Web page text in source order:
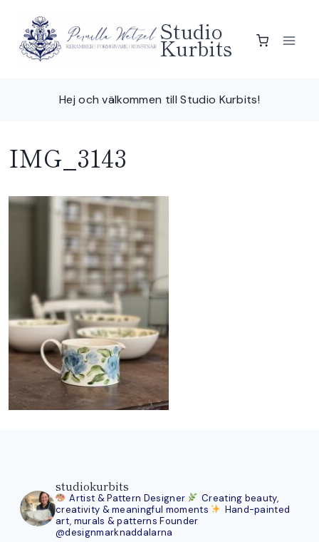
content
Studio
Kurbits
Hej och välkommen till Studio Kurbits!
IMG_3143
studiokurbits
Artist & Pattern Designer
Creating beauty,
creativity & meaningful moments
Hand-painted
art, murals & patterns Founder
@designmarknaddalarna